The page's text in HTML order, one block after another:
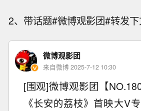
2、带话题#微博观影团#转发
微博观影团
来自微博 2025-7-12 10:30
[围观]微博观影团【
《长安的荔枝》首映大V